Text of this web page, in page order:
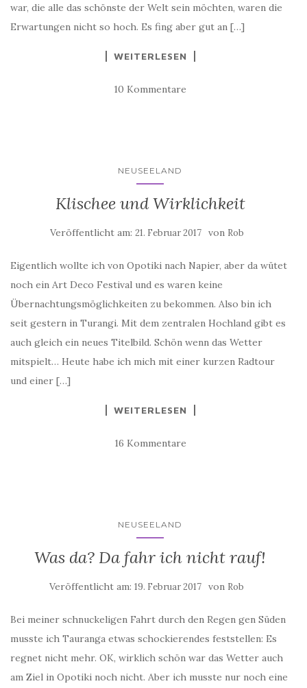
war, die alle das schönste der Welt sein möchten, waren die
Erwartungen nicht so hoch. Es fing aber gut an […]
WEITERLESEN
10 Kommentare
NEUSEELAND
Klischee und Wirklichkeit
Veröffentlicht am: 21. Februar 2017 von Rob
Eigentlich wollte ich von Opotiki nach Napier, aber da wütet
noch ein Art Deco Festival und es waren keine
Übernachtungsmöglichkeiten zu bekommen. Also bin ich
seit gestern in Turangi. Mit dem zentralen Hochland gibt es
auch gleich ein neues Titelbild. Schön wenn das Wetter
mitspielt… Heute habe ich mich mit einer kurzen Radtour
und einer […]
WEITERLESEN
16 Kommentare
NEUSEELAND
Was da? Da fahr ich nicht rauf!
Veröffentlicht am: 19. Februar 2017 von Rob
Bei meiner schnuckeligen Fahrt durch den Regen gen Süden
musste ich Tauranga etwas schockierendes feststellen: Es
regnet nicht mehr. OK, wirklich schön war das Wetter auch
am Ziel in Opotiki noch nicht. Aber ich musste nur noch eine